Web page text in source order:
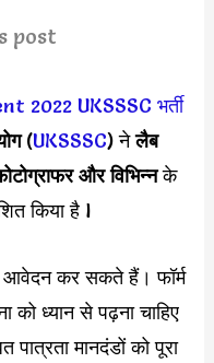
post
2022 UKSSSC भर्ती
(UKSSSC) नेलैब
और विभिन्नके
किया है l
आवेदन कर सकते हैं। फॉर्म
को ध्यान से पढ़ना चाहिए
मानदंडों को पूरा